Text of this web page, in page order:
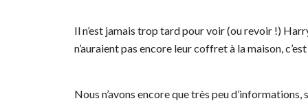
Il n’est jamais trop tard pour voir (ou revoir !)
n’auraient pas encore leur coffret à la maison,
Nous n’avons encore que très peu